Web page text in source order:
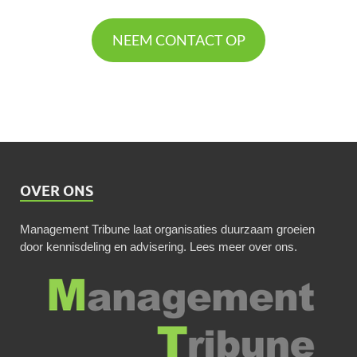
NEEM CONTACT OP
OVER ONS
Management Tribune laat organisaties duurzaam groeien
door kennisdeling en advisering. Lees meer over ons.